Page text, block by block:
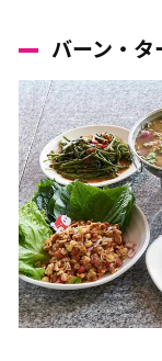
バーン・タ